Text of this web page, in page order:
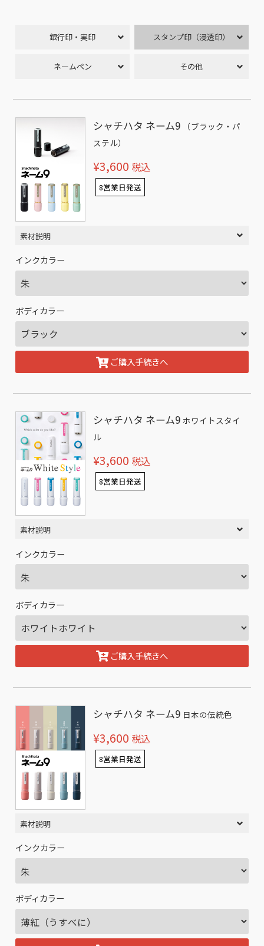
銀行印・実印 スタンプ印（浸透印）
ネームペン その他
シャチハタ ネーム9
（ブラック・パ
ステル）
¥3,600 税込
8営業日発送
素材説明
インクカラー
ボディカラー
ご購入手続きへ
シャチハタ ネーム9 ホワイトスタイ
ル
¥3,600 税込
8営業日発送
素材説明
インクカラー
ボディカラー
ご購入手続きへ
シャチハタ ネーム9 日本の伝統色
¥3,600 税込
8営業日発送
素材説明
インクカラー
ボディカラー